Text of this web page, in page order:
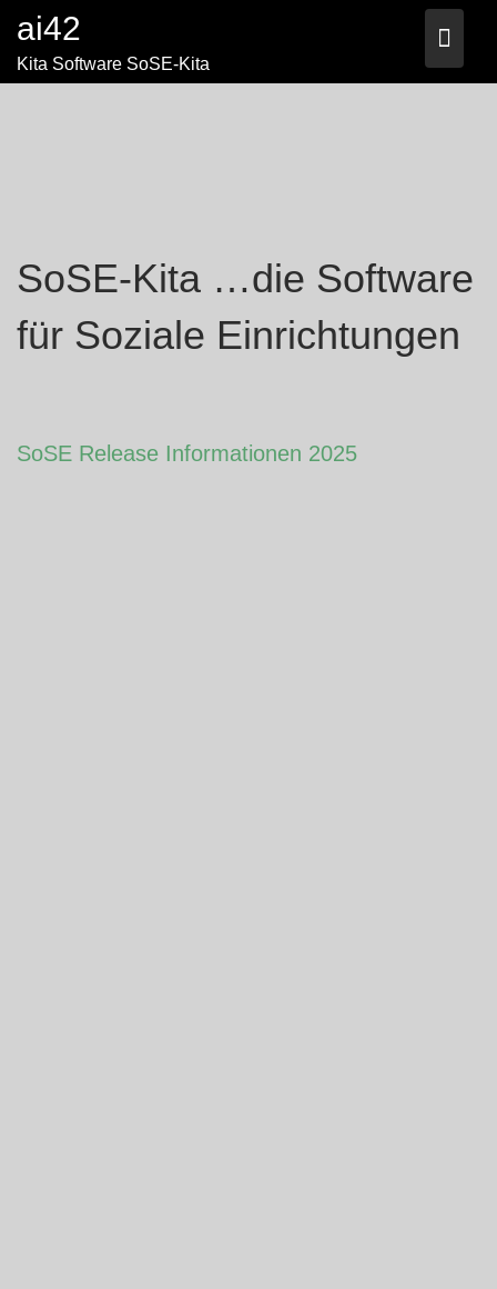
content
ai42
Kita Software SoSE-Kita
SoSE-Kita …die Software
für Soziale Einrichtungen
SoSE Release Informationen 2025